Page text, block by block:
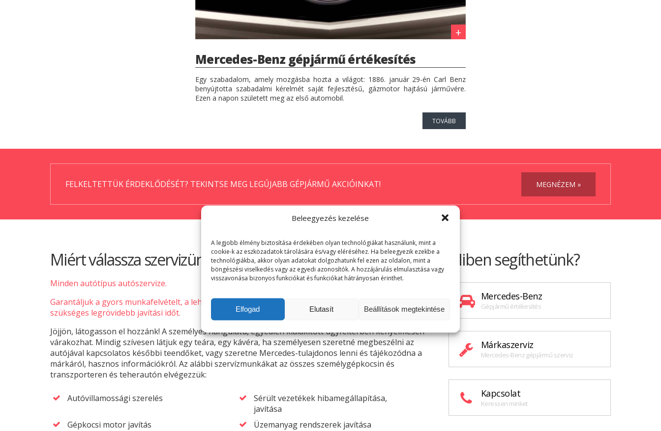
Beleegyezés kezelése
A legjobb élmény biztosítása érdekében olyan technológiákat használunk, mint a
cookie-k az eszközadatok tárolására és/vagy eléréséhez. Ha beleegyezik ezekbe a
technológiákba, akkor olyan adatokat dolgozhatunk fel ezen az oldalon, mint a
böngészési viselkedés vagy az egyedi azonosítók. A hozzájárulás elmulasztása vagy
visszavonása bizonyos funkciókat és funkciókat hátrányosan érinthet.
Elfogad Elutasít Beállítások megtekintése
Mercedes-Benz gépjármű értékesítés
Egy szabadalom, amely mozgásba hozta a világot: 1886. január 29-én Carl Benz
benyújtotta szabadalmi kérelmét saját fejlesztésű, gázmotor hajtású járművére.
Ezen a napon született meg az első automobil.
TOVÁBB
FELKELTETTÜK ÉRDEKLŐDÉSÉT? TEKINTSE MEG LEGÚJABB GÉPJÁRMŰ AKCIÓINKAT! MEGNÉZEM »
Miért válassza szervizünket?
Minden autótípus autószervize.
Garantáljuk a gyors munkafelvételt, a lehető legrövidebb várakozási időt, és a minőségi munkához
szükséges legrövidebb javítási időt.
Jöjjön, látogasson el hozzánk! A személyes hangulatú, egyedien kialakított ügyféltérben kényelmesen
várakozhat. Mindig szívesen látjuk egy teára, egy kávéra, ha személyesen szeretné megbeszélni az
autójával kapcsolatos későbbi teendőket, vagy szeretne Mercedes-tulajdonos lenni és tájékozódna a
márkáról, hasznos információkról. Az alábbi szervízmunkákat az összes személygépkocsin és
transzporteren és teherautón elvégezzük:
Autóvillamossági szerelés
Sérült vezetékek hibamegállapítása,
javítása
Gépkocsi motor javítás
Üzemanyag rendszerek javítása
Miben segíthetünk?
Mercedes-Benz
Gépjármű értékesítés
Márkaszerviz
Mercedes-Benz gépjármű szerviz
Kapcsolat
Keressen minket